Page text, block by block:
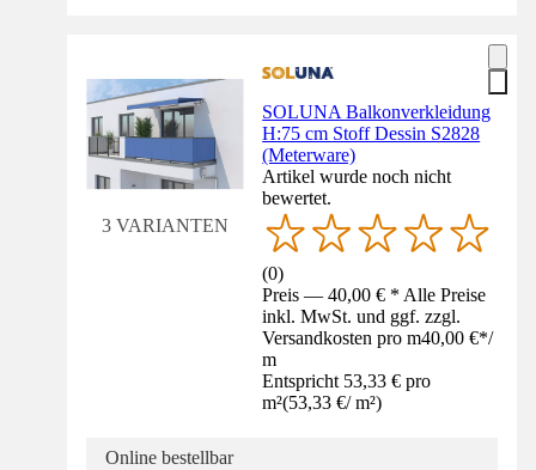
3 VARIANTEN
SOLUNA Balkonverkleidung
H:75 cm Stoff Dessin S2828
(Meterware)
Artikel wurde noch nicht
bewertet.
(0)
Preis — 40,00 € * Alle Preise
inkl. MwSt. und ggf. zzgl.
Versandkosten pro m40,00 €*/
m
Entspricht 53,33 € pro
m²(53,33 €/ m²)
Online bestellbar